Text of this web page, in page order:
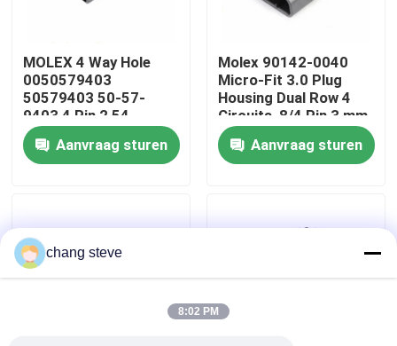
Kwaliteitscontrole
Contacteer ons
nieuws
Draadboom
op maat gemaakte kabelsamenstelling
MOLEX 4 Way Hole
0050579403
50579403 50-57-
9403 4 Pin 2,54
Autoverbindingen
Aanvraag sturen
Molex 90142-0040
Micro-Fit 3.0 Plug
Housing Dual Row 4
Circuits, 8/4 Pin 3 mm
In voorraad 90142-
0040Aanvraag sturen
chang steve
8:02 PM